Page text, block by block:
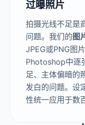
过曝照片
拍摄光线不足是
问题。我们的 图
JPEG或PNG图
Photoshop中逐
足、主体偏暗的
发白的问题。设
性统一应用于数